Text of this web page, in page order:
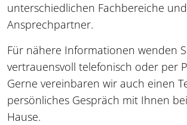
unterschiedlichen Fachbereiche
Ansprechpartner.
Für nähere Informationen wenden
vertrauensvoll telefonisch oder per
Gerne vereinbaren wir auch einen
persönliches Gespräch mit Ihnen
Hause.